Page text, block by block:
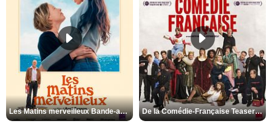
Les Matins merveilleux Bande-annonce VF De la Comédie-Française Teaser VF